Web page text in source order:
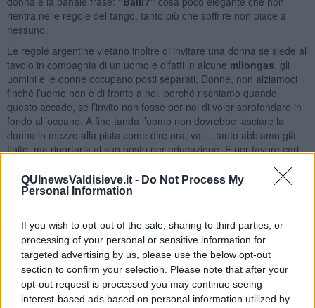
QUInewsValdisieve.it - Do Not Process My
Personal Information
If you wish to opt-out of the sale, sharing to third parties, or
processing of your personal or sensitive information for
targeted advertising by us, please use the below opt-out
section to confirm your selection. Please note that after your
opt-out request is processed you may continue seeing
interest-based ads based on personal information utilized by
rientra nelle regole del tango, tanto più che soffrire non piace a
nessuno.
Le regole argentine vietano inoltre di invitare una donna se siede al
tavolo in compagnia di un uomo e difatti in alcune milongas , gli
uomini e le donne occupano posti separati. Donne, non alziamoci
finché l’uomo non è di fronte a noi, perché rischiamo quando
questo accade, se l’invito non fosse per noi di voler sprofondare in
fondo all’oceano. A fine tanda l’uomo non dovrebbe lasciare la
donna in mezzo alla pista come dire ora, vai… tanto abbiamo già
finito, ma riportarla al suo posto per educazione. E per favore cari
concorrenza spietata… tra le tanghere,non state davanti alle
donne durante le cortine…. Aria.. Aria….
Se vuoi leggere le notizie principali della Toscana iscriviti alla